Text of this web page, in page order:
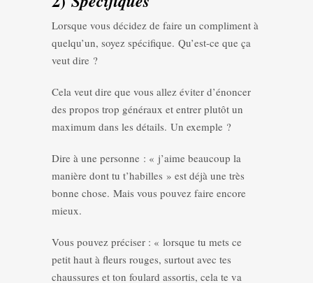
Lorsque vous décidez de faire un compliment à
quelqu’un, soyez spécifique. Qu’est-ce que ça
veut dire ?
Cela veut dire que vous allez éviter d’énoncer
des propos trop généraux et entrer plutôt un
maximum dans les détails. Un exemple ?
Dire à une personne : « j’aime beaucoup la
manière dont tu t’habilles » est déjà une très
bonne chose. Mais vous pouvez faire encore
mieux.
Vous pouvez préciser : « lorsque tu mets ce
petit haut à fleurs rouges, surtout avec tes
chaussures et ton foulard assortis, cela te va